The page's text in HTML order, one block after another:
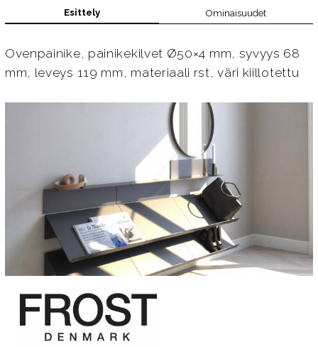
Esittely Ominaisuudet
Ovenpainike, painikekilvet Ø50×4 mm, syvyys 68
mm, leveys 119 mm, materiaali rst, väri kiillotettu